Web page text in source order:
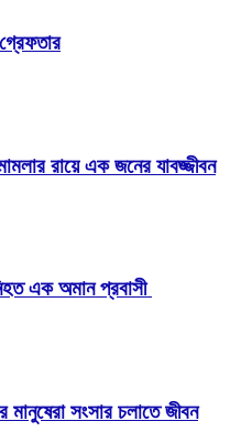
রায়ে এক জনের যাবজ্জীবন
এক অমান প্রবাসী
সংসার চলাতে জীবন